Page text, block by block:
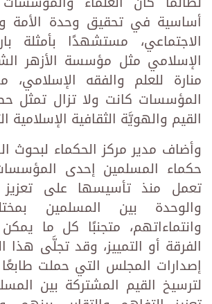
أساسية في تحقيق وحدة الأمة
الاجتماعي، مستشهدًا بأمثلة
الإسلامي مثل مؤسسة الأزهر
منارة للعلم والفقه
المؤسسات كانت ولا تزال تمثل
القيم والهويَّة الثقافية الإسلامية
وأضاف مدير مركز الحكماء لبحوث
حكماء المسلمين إحدى
تعمل منذ تأسيسها على تعزيز
والوحدة بين المسلمين
وانتماءاتهم، متجنبًا كل ما
الفرقة أو التمييز، وقد تجلَّى
إصدارات المجلس التي حملت
لترسيخ القيم المشتركة بين